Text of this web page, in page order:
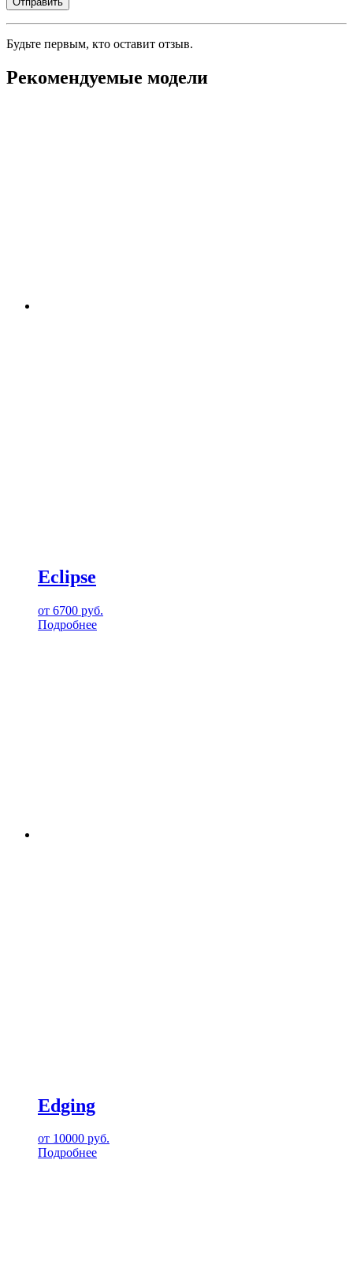
Будьте первым, кто оставит отзыв.
Рекомендуемые модели
Eclipse
от 6700 руб.
Подробнее
Edging
от 10000 руб.
Подробнее